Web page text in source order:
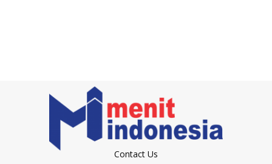
Contact Us